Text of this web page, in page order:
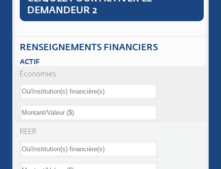
DEMANDEUR 2
RENSEIGNEMENTS FINANCIERS
ACTIF
Économies
REER